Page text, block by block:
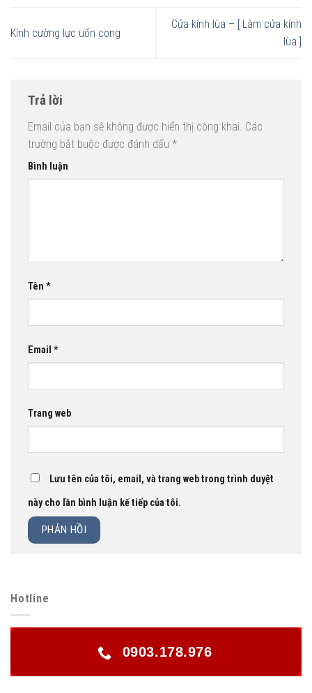
Kính cường lực uốn cong
Cửa kính lùa – [ Làm cửa kính
lùa ]
Trả lời
Email của bạn sẽ không được hiển thị công khai. Các
trường bắt buộc được đánh dấu *
Bình luận
Tên *
Email *
Trang web
Lưu tên của tôi, email, và trang web trong trình duyệt
này cho lần bình luận kế tiếp của tôi.
Hotline
0903.178.976